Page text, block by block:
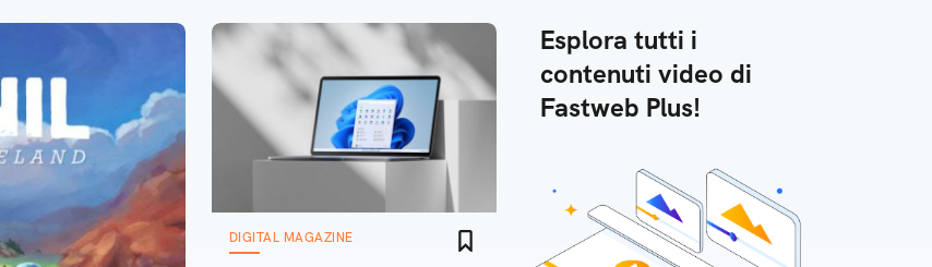
DIGITAL MAGAZINE
Esplora tutti i
contenuti video di
Fastweb Plus!